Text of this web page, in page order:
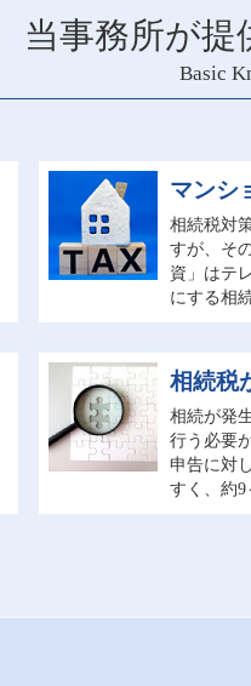
当事務所が提
Basic
マンシ
相続税対
すが、そ
資」はテ
にする相
相続税
相続が発
行う必要
申告に対
すく、約